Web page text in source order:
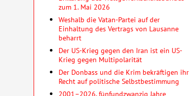
zum 1. Mai 2026
Weshalb die Vatan-Partei auf der
Einhaltung des Vertrags von Lausanne
beharrt
Der US-Krieg gegen den Iran ist ein US-
Krieg gegen Multipolarität
Der Donbass und die Krim bekräftigen ihr
Recht auf politische Selbstbestimmung
2001–2026, fünfundzwanzig Jahre